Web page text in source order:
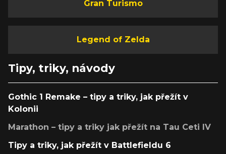
Gran Turismo
Legend of Zelda
Tipy, triky, návody
Gothic 1 Remake – tipy a triky, jak přežít v
Kolonii
Marathon – tipy a triky jak přežít na Tau Ceti IV
Tipy a triky, jak přežít v Battlefieldu 6